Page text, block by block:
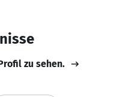
zu sehen.